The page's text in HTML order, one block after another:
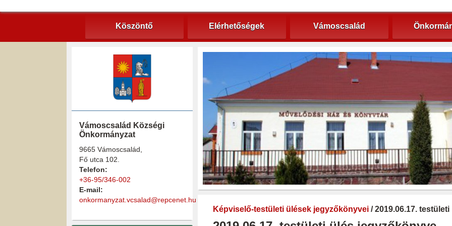
Köszöntő Elérhetőségek Vámoscsalád
Vámoscsalád Községi
Önkormányzat
9665 Vámoscsalád,
Fő utca 102.
Telefon:
+36-95/346-002
E-mail:
onkormanyzat.vcsalad@repcenet.hu
Képviselő-testületi ülések jegyzőkönyvei / 2019.06.17.